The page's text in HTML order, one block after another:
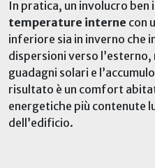
In pratica, un involucro ben
temperature interne con
inferiore sia in inverno che
dispersioni verso
guadagni solari e
risultato è un comfort
energetiche più contenute
dell’edificio.